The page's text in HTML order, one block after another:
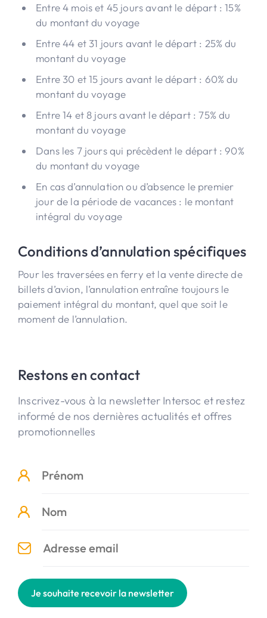
Entre 4 mois et 45 jours avant le départ : 15%
du montant du voyage
Entre 44 et 31 jours avant le départ : 25% du
montant du voyage
Entre 30 et 15 jours avant le départ : 60% du
montant du voyage
Entre 14 et 8 jours avant le départ : 75% du
montant du voyage
Dans les 7 jours qui précèdent le départ : 90%
du montant du voyage
En cas d’annulation ou d’absence le premier
jour de la période de vacances : le montant
intégral du voyage
Conditions d’annulation spécifiques
Pour les traversées en ferry et la vente directe de
billets d’avion, l’annulation entraîne toujours le
paiement intégral du montant, quel que soit le
moment de l’annulation.
Restons en contact
Inscrivez-vous à la newsletter Intersoc et restez
informé de nos dernières actualités et offres
promotionnelles
Je souhaite recevoir la newsletter